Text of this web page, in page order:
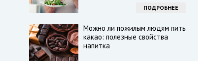
ПОДРОБНЕЕ
Можно ли пожилым людям пить
какао: полезные свойства
напитка